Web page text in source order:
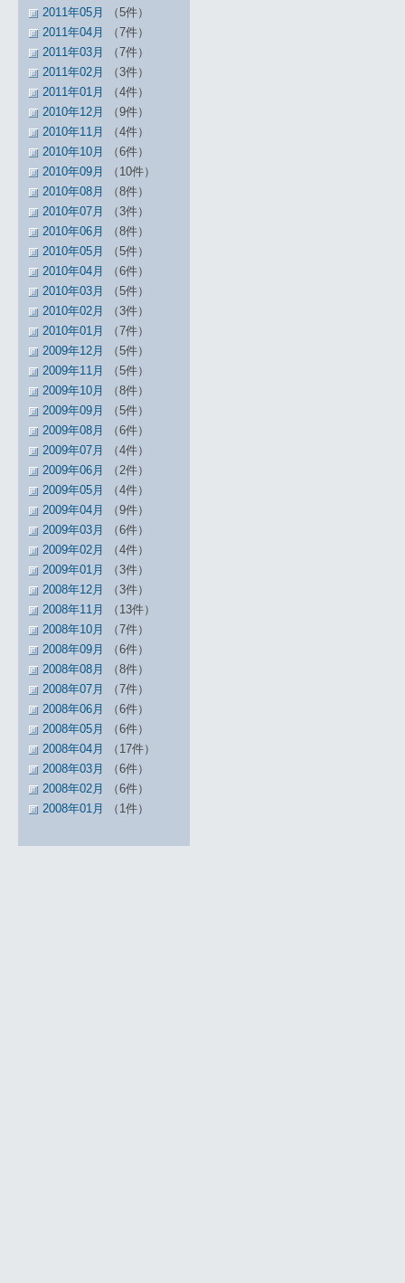
2011年05月
（5件）
2011年04月
（7件）
2011年03月
（7件）
2011年02月
（3件）
2011年01月
（4件）
2010年12月
（9件）
2010年11月
（4件）
2010年10月
（6件）
2010年09月
（10件）
2010年08月
（8件）
2010年07月
（3件）
2010年06月
（8件）
2010年05月
（5件）
2010年04月
（6件）
2010年03月
（5件）
2010年02月
（3件）
2010年01月
（7件）
2009年12月
（5件）
2009年11月
（5件）
2009年10月
（8件）
2009年09月
（5件）
2009年08月
（6件）
2009年07月
（4件）
2009年06月
（2件）
2009年05月
（4件）
2009年04月
（9件）
2009年03月
（6件）
2009年02月
（4件）
2009年01月
（3件）
2008年12月
（3件）
2008年11月
（13件）
2008年10月
（7件）
2008年09月
（6件）
2008年08月
（8件）
2008年07月
（7件）
2008年06月
（6件）
2008年05月
（6件）
2008年04月
（17件）
2008年03月
（6件）
2008年02月
（6件）
2008年01月
（1件）